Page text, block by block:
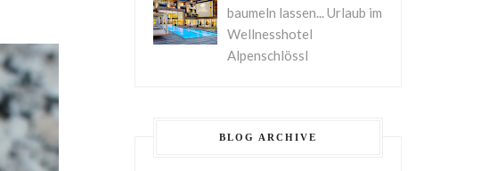
baumeln lassen... Urlaub im
Wellnesshotel
Alpenschlössl
BLOG ARCHIVE